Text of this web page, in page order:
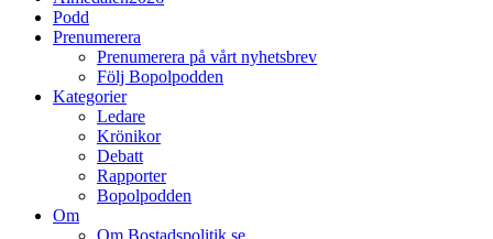
Podd
Prenumerera
Prenumerera på vårt nyhetsbrev
Följ Bopolpodden
Kategorier
Ledare
Krönikor
Debatt
Rapporter
Bopolpodden
Om
Om Bostadspolitik.se